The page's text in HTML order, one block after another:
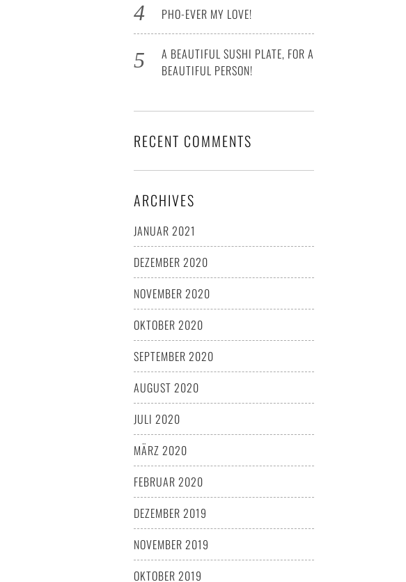
PHO-EVER MY LOVE!
A BEAUTIFUL SUSHI PLATE, FOR A
BEAUTIFUL PERSON!
RECENT COMMENTS
ARCHIVES
JANUAR 2021
DEZEMBER 2020
NOVEMBER 2020
OKTOBER 2020
SEPTEMBER 2020
AUGUST 2020
JULI 2020
MÄRZ 2020
FEBRUAR 2020
DEZEMBER 2019
NOVEMBER 2019
OKTOBER 2019